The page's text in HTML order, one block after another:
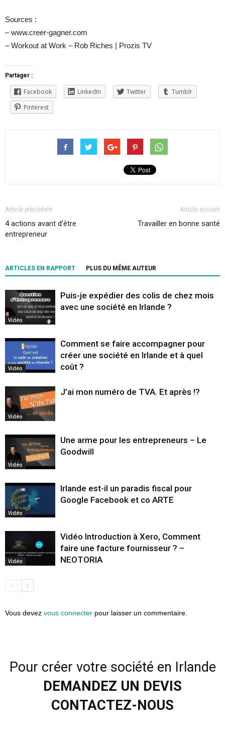
Sources :
– www.creer-gagner.com
– Workout at Work – Rob Riches | Prozis TV
Partager :
Facebook LinkedIn Twitter
Tumblr
Pinterest
Article précédent
4 actions avant d’être
entrepreneur
Article suivant
Travailler en bonne santé
ARTICLES EN RAPPORT PLUS DU MÊME AUTEUR
Vidéo
Puis-je expédier des colis de chez mois
avec une société en Irlande ?
Vidéo
Comment se faire accompagner pour
créer une société en Irlande et à quel
coût ?
Vidéo
J’ai mon numéro de TVA. Et après !?
Vidéo
Une arme pour les entrepreneurs – Le
Goodwill
Vidéo
Irlande est-il un paradis fiscal pour
Google Facebook et co ARTE
Vidéo
Vidéo Introduction à Xero, Comment
faire une facture fournisseur ? –
NEOTORIA
Vous devez vous connecter pour laisser un commentaire.
Pour créer votre société en Irlande
DEMANDEZ UN DEVIS
CONTACTEZ-NOUS